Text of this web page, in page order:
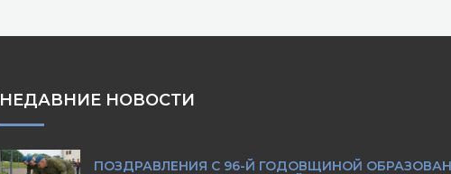
НЕДАВНИЕ НОВОСТИ
ПОЗДРАВЛЕНИЯ С 96-Й ГОДОВЩИНОЙ